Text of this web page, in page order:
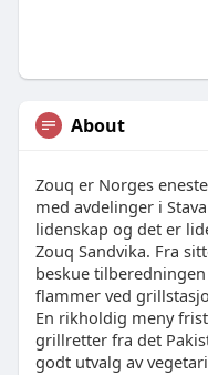
About
Zouq er Norges
med avdelinger i
lidenskap og det er
Zouq Sandvika. Fra
beskue
flammer ved
En rikholdig meny
grillretter fra det
godt utvalg av